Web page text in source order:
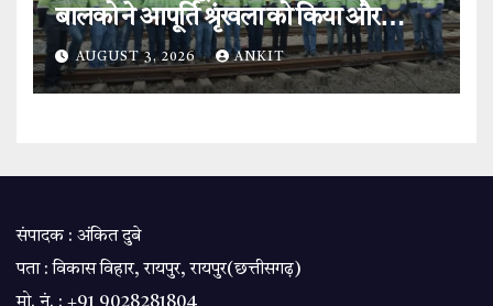
बालको ने आपूर्ति श्रृंखला को किया और
मजबूत.
AUGUST 3, 2026 ANKIT
संपादक : अंकित दुबे
पता : विकास विहार, रायपुर, रायपुर(छत्तीसगढ़)